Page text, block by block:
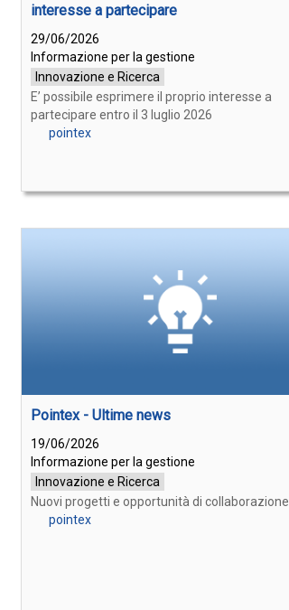
interesse a partecipare
29/06/2026
Informazione per la gestione
Innovazione e Ricerca
E’ possibile esprimere il proprio interesse a
partecipare entro il 3 luglio 2026
pointex
Pointex - Ultime news
19/06/2026
Informazione per la gestione
Innovazione e Ricerca
Nuovi progetti e opportunità di collaborazione
pointex